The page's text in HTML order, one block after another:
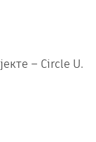
– Circle U.